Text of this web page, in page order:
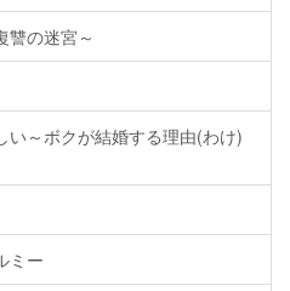
讐の迷宮～
い～ボクが結婚する理由(わけ)
ミー